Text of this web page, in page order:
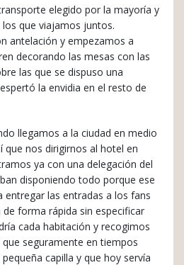
elegido por la mayoría y
que viajamos juntos.
antelación y empezamos a
decorando las mesas con las
las que se dispuso una
la envidia en el resto de
llegamos a la ciudad en medio
que nos dirigirnos al hotel en
ya con una delegación del
disponiendo todo porque ese
entregar las entradas a los fans
forma rápida sin especificar
cada habitación y recogimos
seguramente en tiempos
capilla y que hoy servía